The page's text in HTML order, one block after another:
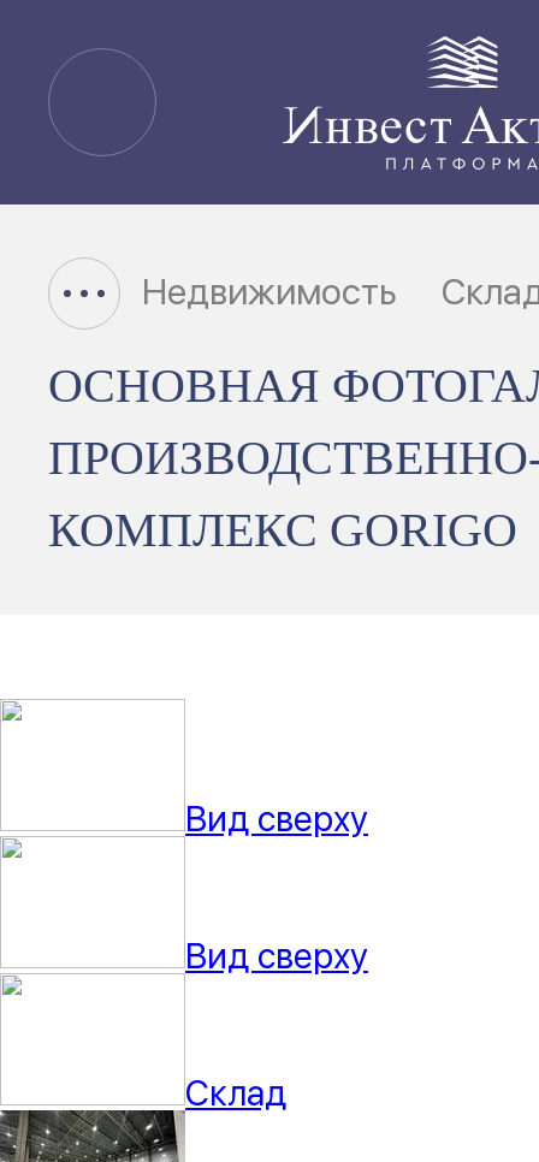
Недвижимость
ОСНОВНАЯ
КОМПЛЕКС GORIGO
Вид сверху
Вид сверху
Склад